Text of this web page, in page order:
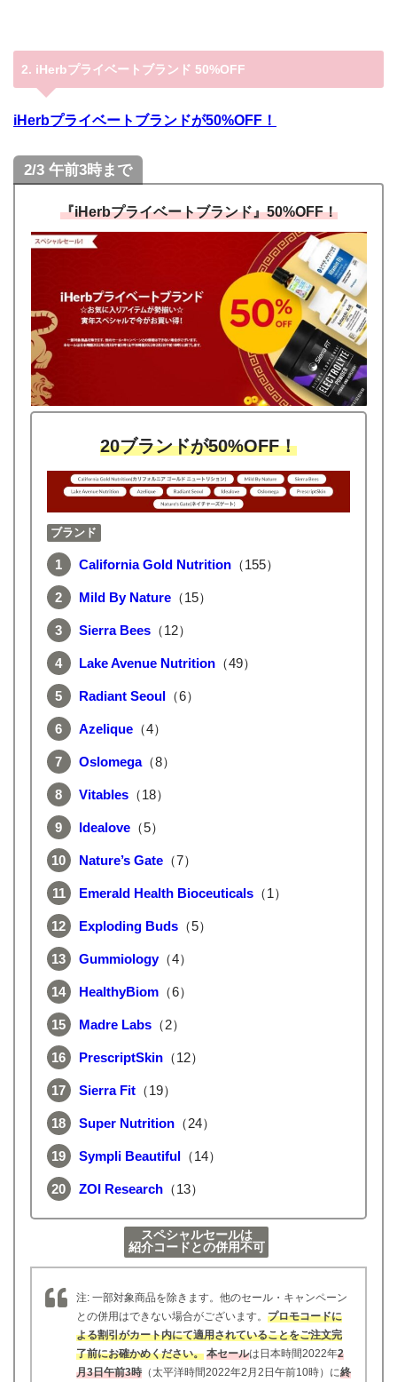
2. iHerbプライベートブランド 50%OFF
iHerbプライベートブランドが50%OFF！
2/3 午前3時まで
『iHerbプライベートブランド』50%OFF！
20ブランドが50%OFF！
ブランド
California Gold Nutrition（155）
Mild By Nature（15）
Sierra Bees（12）
Lake Avenue Nutrition（49）
Radiant Seoul（6）
Azelique（4）
Oslomega（8）
Vitables（18）
Idealove（5）
Nature’s Gate（7）
Emerald Health Bioceuticals（1）
Exploding Buds（5）
Gummiology（4）
HealthyBiom（6）
Madre Labs（2）
PrescriptSkin（12）
Sierra Fit（19）
Super Nutrition（24）
Sympli Beautiful（14）
ZOI Research（13）
スペシャルセールは
紹介コードとの併用不可
注: 一部対象商品を除きます。他のセール・キャンペーン
との併用はできない場合がございます。プロモコードに
よる割引がカート内にて適用されていることをご注文完
了前にお確かめください。 本セールは日本時間2022年2
月3日午前3時 （太平洋時間2022年2月2日午前10時）に終